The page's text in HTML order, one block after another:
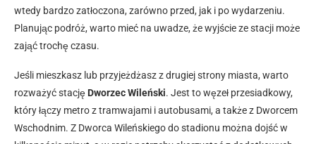
wtedy bardzo zatłoczona, zarówno przed, jak i po wydarzeniu.
Planując podróż, warto mieć na uwadze, że wyjście ze stacji może
zająć trochę czasu.
Jeśli mieszkasz lub przyjeżdżasz z drugiej strony miasta, warto
rozważyć stację Dworzec Wileński. Jest to węzeł przesiadkowy,
który łączy metro z tramwajami i autobusami, a także z Dworcem
Wschodnim. Z Dworca Wileńskiego do stadionu można dojść w